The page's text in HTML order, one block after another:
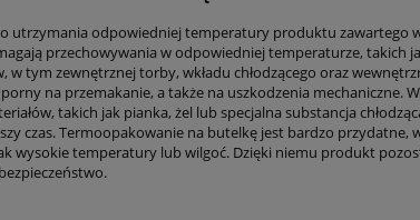
utrzymania odpowiedniej temperatury produktu zawartego
przechowywania w odpowiedniej temperaturze, takich
tym zewnętrznej torby, wkładu chłodzącego oraz
na przemakanie, a także na uszkodzenia mechaniczne.
takich jak pianka, żel lub specjalna substancja
czas. Termoopakowanie na butelkę jest bardzo przydatne,
wysokie temperatury lub wilgoć. Dzięki niemu produkt